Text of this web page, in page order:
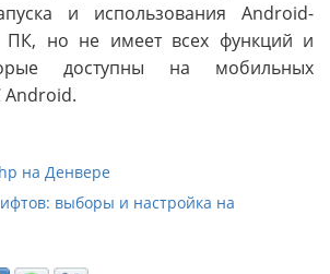
и использования Android-
ПК, но не имеет всех функций и
доступны на мобильных
Android.
на Денвере
выборы и настройка на